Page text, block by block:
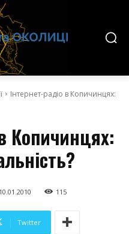
Інтернет-радіо в Копичинцях:
Копичинцях:
10.01.2010 115
Twitter